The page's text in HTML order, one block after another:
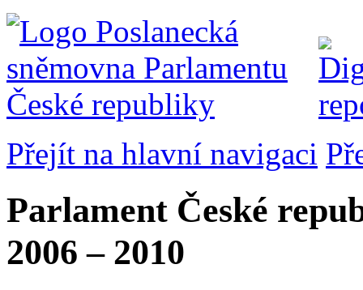
Přejít na hlavní navigaci
Parlament České
2006 – 2010